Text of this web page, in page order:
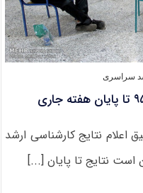
سراسری
نتایج کارشناسی ارشد
نتایج تا پایان [...]